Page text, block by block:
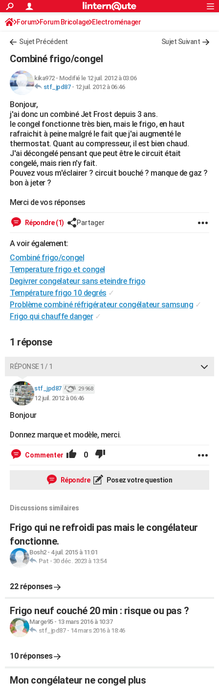
ACTUALITÉS
Politique
Société
Faits Divers
Education
Monde
Villes
+
FINANCE
Retraite
Impôts
Epargne
Immobilier
Risques naturels par ville
Banque
Assurance
Crédit
AUTO
Essais
Réserver un essai
Citadines
Berlines
SUV
Forum auto
+HIGH-TECH
Mobiles
Meilleur smartphone
Internet
Ordinateurs
Jeux vidéo
Guide high-tech
+BRICOLAGE
Forum
Aménagement intérieur
Extérieur
Cuisine
Salle de bains
Jardinage
Rangement
WEEK-END
Guides de France
Escapades
Patrimoine
Expositions
Musées
Week-end nature
+LIFESTYLE
Art de vivre
Bien-être
Modes de vie
Destinations
City break
Voyage nature
Voyage de noces
Forum
Climat
BONS PLANS
CARTE DE VOEUX
Carte de Noël
Carte Bonne année
Carte Saint-Valentin
Carte Pâques
Carte d'anniversaire
DICTIONNAIRE
COPAINS D'AVANT
S'inscrire
Se connecter
Lycées
Collèges
Primaires
Universités
Entreprises
Service militaire
Avis de recherche
AVIS DE DÉCÈS
FORUM
Bricolage
Lifestyle
Culture
Sport
Auto
Television
Voyage
Cinema
S'inscrire
Connexion
Forum Forum Bricolage Electroménager
Sujet Précédent Sujet Suivant
Combiné frigo/congel
kika972- Modifié le 12 juil. 2012 à 03:06
stf_jpd87- 12 juil. 2012 à 06:46
Bonjour,
j'ai donc un combiné Jet Frost depuis 3 ans.
le congel fonctionne très bien, mais le frigo, en haut
rafraichit à peine malgré le fait que j'ai augmenté le
thermostat. Quant au compresseur, il est bien chaud.
J'ai décongelé pensant que peut être le circuit était
congelé, mais rien n'y fait.
Pouvez vous m'éclairer ? circuit bouché ? manque de gaz ?
bon à jeter ?
Merci de vos réponses
Répondre (1) Partager
A voir également:
Combiné frigo/congel
Temperature frigo et congel
Degivrer congelateur sans eteindre frigo
Température frigo 10 degrés ✓
Problème combiné réfrigérateur congélateur samsung ✓
Frigo qui chauffe danger ✓
1 réponse
RÉPONSE 1 / 1
stf_jpd87 29 968
12 juil. 2012 à 06:46
Bonjour
Donnez marque et modèle, merci.
Commenter 0
Répondre Posez votre question
Discussions similaires
Frigo qui ne refroidi pas mais le congélateur
fonctionne.
Bosh2- 4 juil. 2015 à 11:01
Pat - 30 déc. 2023 à 13:54
22 réponses
Frigo neuf couché 20 min : risque ou pas ?
Marge95- 13 mars 2016 à 10:37
stf_jpd87- 14 mars 2016 à 18:46
10 réponses
Mon congélateur ne congel plus